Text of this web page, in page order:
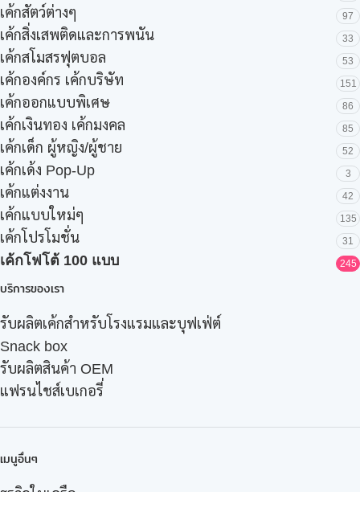
เค้กสัตว์ต่างๆ 97
เค้กสิ่งเสพติดและการพนัน 33
เค้กสโมสรฟุตบอล 53
เค้กองค์กร เค้กบริษัท 151
เค้กออกแบบพิเศษ 86
เค้กเงินทอง เค้กมงคล 85
เค้กเด็ก ผู้หญิง/ผู้ชาย 52
เค้กเด้ง Pop-Up 3
เค้กแต่งงาน 42
เค้กแบบใหม่ๆ 135
เค้กโปรโมชั่น 31
เค้กโฟโต้ 100 แบบ 245
บริการของเรา
รับผลิตเค้กสำหรับโรงแรมและบุฟเฟ่ต์
Snack box
รับผลิตสินค้า OEM
แฟรนไชส์เบเกอรี่
เมนูอื่นๆ
ธุรกิจในเครือ